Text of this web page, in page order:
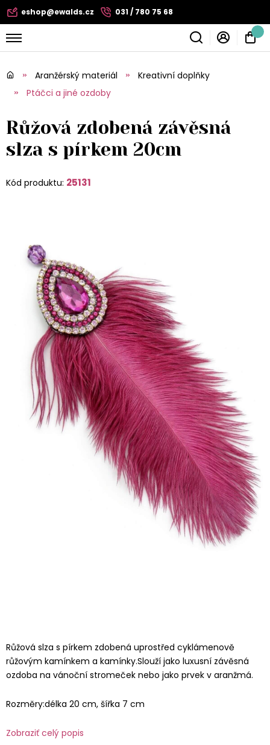
eshop@ewalds.cz 031 / 780 75 68
Aranžérský materiál
Kreativní doplňky
Ptáčci a jiné ozdoby
Růžová zdobená závěsná
slza s pírkem 20cm
Kód produktu: 25131
Růžová slza s pírkem zdobená uprostřed cyklámenově
růžovým kamínkem a kamínky.Slouží jako luxusní závěsná
ozdoba na vánoční stromeček nebo jako prvek v aranžmá.
Rozměry:délka 20 cm, šířka 7 cm
Zobraziť celý popis